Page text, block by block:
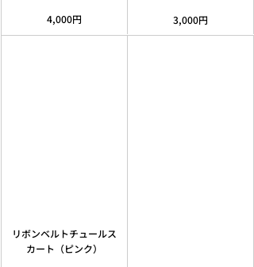
4,000円
3,000円
リボンベルトチュールス
カート（ピンク）